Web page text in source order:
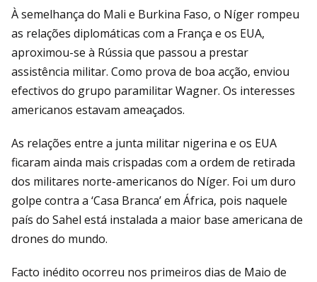
À semelhança do Mali e Burkina Faso, o Níger rompeu
as relações diplomáticas com a França e os EUA,
aproximou-se à Rússia que passou a prestar
assistência militar. Como prova de boa acção, enviou
efectivos do grupo paramilitar Wagner. Os interesses
americanos estavam ameaçados.
As relações entre a junta militar nigerina e os EUA
ficaram ainda mais crispadas com a ordem de retirada
dos militares norte-americanos do Níger. Foi um duro
golpe contra a ‘Casa Branca’ em África, pois naquele
país do Sahel está instalada a maior base americana de
drones do mundo.
Facto inédito ocorreu nos primeiros dias de Maio de